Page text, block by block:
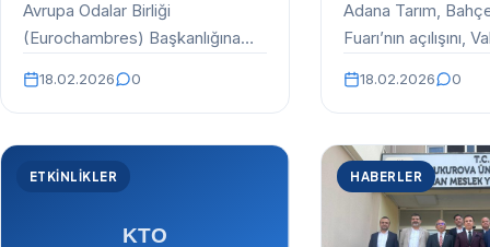
Avrupa Odalar Birliği
(Eurochambres) Başkanlığına
vekilliği görevi için yeniden
seçilen TOBB Başkanımız
Sayın…
18.02.2026 0
Adana Tarım,
Fuarı’nın açılışını,
Adana TÜYAP Fuar…
18.02.2026 0
ETKINLIKLER HABERLER